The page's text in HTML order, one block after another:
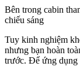
Bên trong cabin
chiếu sáng
Tuy kinh nghiệm
nhưng bạn hoàn
trước. Để ứng dụng